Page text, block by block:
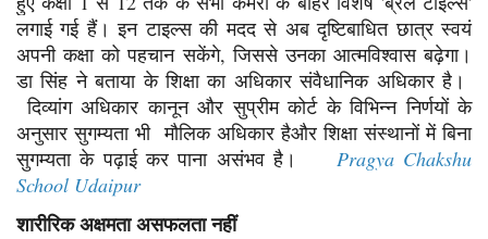
लगाई गई हैं। इन टाइल्स की मदद से अब दृष्टिबाधित छात्र स्वयं
अपनी कक्षा को पहचान सकेंगे, जिससे उनका आत्मविश्वास बढ़ेगा।
डा सिंह ने बताया के शिक्षा का अधिकार संवैधानिक अधिकार है।
दिव्यांग अधिकार कानून और सुप्रीम कोर्ट के विभिन्न निर्णयों के
अनुसार सुगम्यता भी मौलिक अधिकार हैऔर शिक्षा संस्थानों में बिना
सुगम्यता के पढ़ाई कर पाना असंभव है। Pragya Chakshu
School Udaipur
शारीरिक अक्षमता असफलता नहीं